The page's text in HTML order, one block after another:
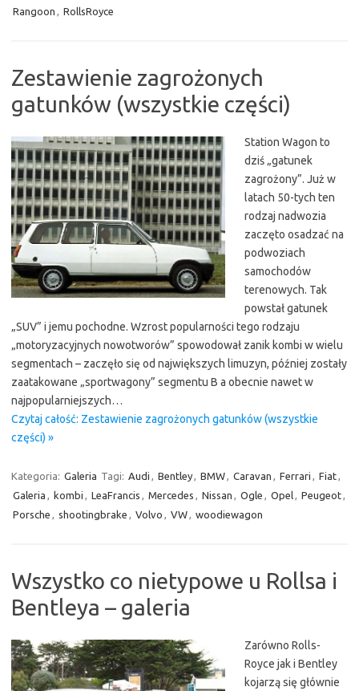
Rangoon , RollsRoyce
Zestawienie zagrożonych
gatunków (wszystkie części)
Station Wagon to
dziś „gatunek
zagrożony”. Już w
latach 50-tych ten
rodzaj nadwozia
zaczęto osadzać na
podwoziach
samochodów
terenowych. Tak
powstał gatunek
„SUV” i jemu pochodne. Wzrost popularności tego rodzaju
„motoryzacyjnych nowotworów” spowodował zanik kombi w wielu
segmentach – zaczęło się od największych limuzyn, później zostały
zaatakowane „sportwagony” segmentu B a obecnie nawet w
najpopularniejszych…
Czytaj całość: Zestawienie zagrożonych gatunków (wszystkie
części) »
Kategoria: Galeria Tagi: Audi , Bentley, BMW, Caravan , Ferrari , Fiat,
Galeria , kombi , LeaFrancis , Mercedes , Nissan , Ogle , Opel, Peugeot,
Porsche , shootingbrake , Volvo , VW, woodiewagon
Wszystko co nietypowe u Rollsa i
Bentleya – galeria
Zarówno Rolls-
Royce jak i Bentley
kojarzą się głównie